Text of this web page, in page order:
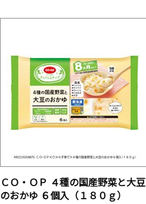
ＣＯ・ＯＰ ４種の国産野菜と大豆
のおかゆ ６個入（１８０ｇ）